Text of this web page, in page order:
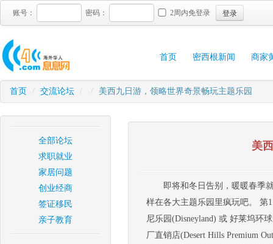
账号： 密码： 2周内免登录 登录
首页 密西根新闻 商家
首页 / 交流论坛 / / 美西九日游，领略世界奇景畅玩主题乐园
全部论坛
求职就业
家居问题
创业经商
签证移民
亲子教育
美
即将和冬日告别，暖暖春季
样在各大主题乐园里疯玩吧。 第
尼乐园(Disneyland) 或 好莱坞环
厂直销店(Desert Hills Premium